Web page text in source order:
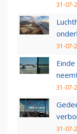
31-07-
31-07-
31-07-
31-07-